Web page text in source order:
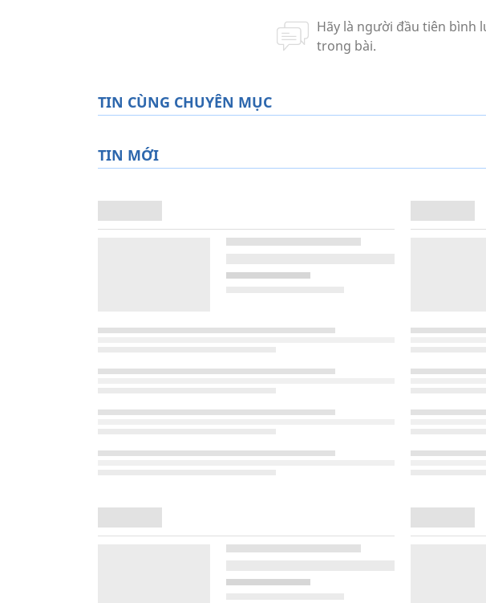
TIN CÙNG CHUYÊN MỤC
TIN MỚI